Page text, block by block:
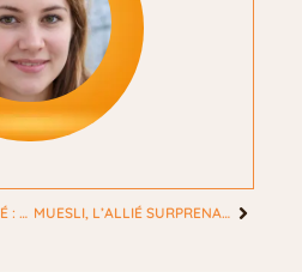
RETROUVEZ LA SÉRÉNITÉ : ASTUCES BIEN-ÊTRE QUOTIDIENNES POUR FEMMES LIBÉRÉES MUESLI, L’ALLIÉ SURPRENANT DES FEMMES POUR UNE VITALITÉ ÉCLATANTE